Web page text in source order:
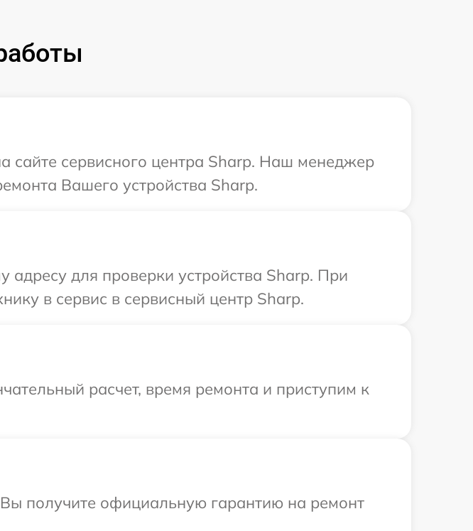
сайте сервисного центра Sharp. Наш менеджер
Вашего устройства Sharp.
для проверки устройства Sharp. При
в сервис в сервисный центр Sharp.
расчет, время ремонта и приступим к
Вы получите официальную гарантию на ремонт